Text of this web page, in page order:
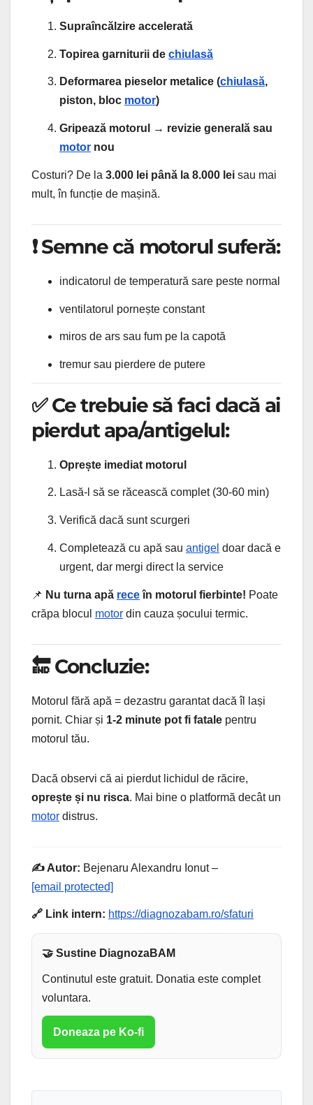
Supraîncălzire accelerată
Topirea garniturii de chiulasă
Deformarea pieselor metalice (chiulasă,
piston, bloc motor)
Gripează motorul → revizie generală sau
motor nou
Costuri? De la 3.000 lei până la 8.000 lei sau mai
mult, în funcție de mașină.
❗ Semne că motorul suferă:
indicatorul de temperatură sare peste normal
ventilatorul pornește constant
miros de ars sau fum pe la capotă
tremur sau pierdere de putere
✅ Ce trebuie să faci dacă ai
pierdut apa/antigelul:
Oprește imediat motorul
Lasă-l să se răcească complet (30-60 min)
Verifică dacă sunt scurgeri
Completează cu apă sau antigel doar dacă e
urgent, dar mergi direct la service
📌 Nu turna apă receîn motorul fierbinte! Poate
crăpa blocul motor din cauza șocului termic.
🔚 Concluzie:
Motorul fără apă = dezastru garantat dacă îl lași
pornit. Chiar și 1-2 minute pot fi fatale pentru
motorul tău.
Dacă observi că ai pierdut lichidul de răcire,
oprește și nu risca. Mai bine o platformă decât un
motor distrus.
✍️ Autor: Bejenaru Alexandru Ionut –
[email protected]
🔗 Link intern: https://diagnozabam.ro/sfaturi
🤝 Sustine DiagnozaBAM
Continutul este gratuit. Donatia este complet
voluntara.
Doneaza pe Ko-fi